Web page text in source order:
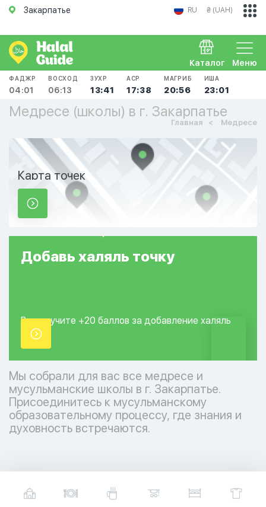
Закарпатье RU ₴ (UAH)
Меню
Каталог
ФАДЖР
04:01
ВОСХОД
06:13
ЗУХР
13:41
АСР
17:38
МАГРИБ
20:56
ИША
23:01
Медресе (школы) в г. Закарпатье
Главная Медресе
Карта точек
Добавь халяль точку
Вы получите +20 баллов за добавление халяль
точки.
Мы собрали для вас все медресе и
мусульманские школы в г. Закарпатье.
Присоединитесь к мусульманскому
образовательному процессу, где знания и
духовность встречаются.